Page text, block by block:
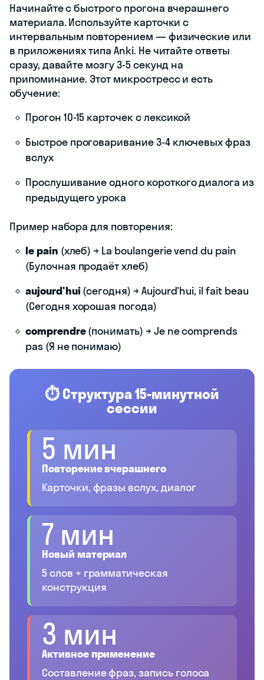
Начинайте с быстрого прогона вчерашнего
материала. Используйте карточки с
интервальным повторением — физические или
в приложениях типа Anki. Не читайте ответы
сразу, давайте мозгу 3-5 секунд на
припоминание. Этот микростресс и есть
обучение:
Прогон 10-15 карточек с лексикой
Быстрое проговаривание 3-4 ключевых фраз
вслух
Прослушивание одного короткого диалога из
предыдущего урока
Пример набора для повторения:
le pain (хлеб) → La boulangerie vend du pain
(Булочная продаёт хлеб)
aujourd'hui(сегодня) → Aujourd'hui, il fait beau
(Сегодня хорошая погода)
comprendre(понимать) → Je ne comprends
pas (Я не понимаю)
⏱️ Структура 15-минутной
сессии
5 мин
Повторение вчерашнего
Карточки, фразы вслух, диалог
7 мин
Новый материал
5 слов + грамматическая
конструкция
3 мин
Активное применение
Составление фраз, запись голоса